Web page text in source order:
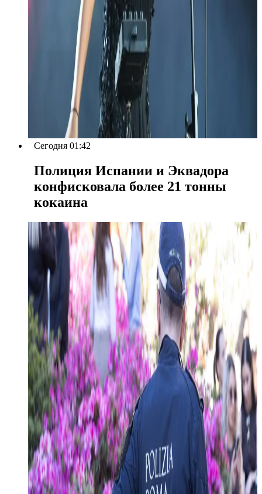
Сегодня 01:42
Полиция Испании и Эквадора
конфисковала более 21 тонны
кокаина